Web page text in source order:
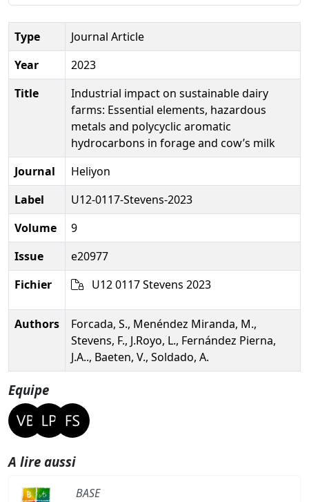
Type
Journal Article
Year
2023
Title
Industrial impact on sustainable dairy
farms: Essential elements, hazardous
metals and polycyclic aromatic
hydrocarbons in forage and cow’s milk
Journal
Heliyon
Label
U12-0117-Stevens-2023
Volume
9
Issue
e20977
Fichier
U12 0117 Stevens 2023
Authors
Forcada, S., Menéndez Miranda, M.,
Stevens, F., J.Royo, L., Fernández Pierna,
J.A.., Baeten, V., Soldado, A.
Equipe
A lire aussi
BASE